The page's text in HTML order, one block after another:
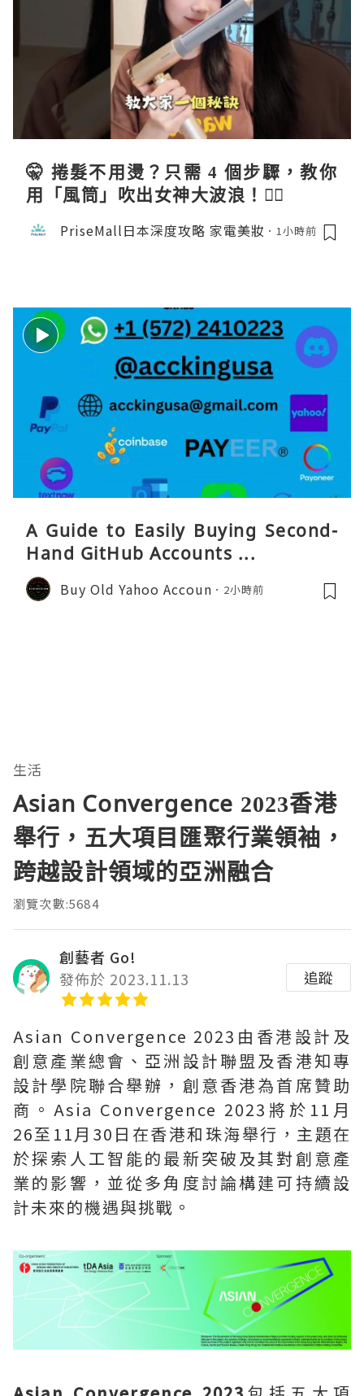
🤫 捲髮不用燙？只需 4 個步驟，教你
用「風筒」吹出女神大波浪！💇‍♀️
PriseMall日本深度攻略 家電美妝 1小時前
A Guide to Easily Buying Second-
Hand GitHub Accounts ...
Buy Old Yahoo Accoun 2小時前
生活
Asian Convergence 2023香港
舉行，五大項目匯聚行業領袖，
跨越設計領域的亞洲融合
瀏覽次數:5684
創藝者 Go!
發佈於 2023.11.13
追蹤
Asian Convergence 2023由香港設計及
創意產業總會、亞洲設計聯盟及香港知專
設計學院聯合舉辦，創意香港為首席贊助
商。Asia Convergence 2023將於11月
26至11月30日在香港和珠海舉行，主題在
於探索人工智能的最新突破及其對創意產
業的影響，並從多角度討論構建可持續設
計未來的機遇與挑戰。